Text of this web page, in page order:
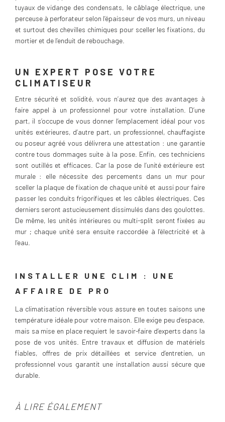
tuyaux de vidange des condensats, le câblage électrique, une
perceuse à perforateur selon l’épaisseur de vos murs, un niveau
et surtout des chevilles chimiques pour sceller les fixations, du
mortier et de l’enduit de rebouchage.
UN EXPERT POSE VOTRE
CLIMATISEUR
Entre sécurité et solidité, vous n’aurez que des avantages à
faire appel à un professionnel pour votre installation. D’une
part, il s’occupe de vous donner l’emplacement idéal pour vos
unités extérieures, d’autre part, un professionnel, chauffagiste
ou poseur agréé vous délivrera une attestation : une garantie
contre tous dommages suite à la pose. Enfin, ces techniciens
sont outillés et efficaces. Car la pose de l’unité extérieure est
murale : elle nécessite des percements dans un mur pour
sceller la plaque de fixation de chaque unité et aussi pour faire
passer les conduits frigorifiques et les câbles électriques. Ces
derniers seront astucieusement dissimulés dans des goulottes.
De même, les unités intérieures ou multi-split seront fixées au
mur ; chaque unité sera ensuite raccordée à l’électricité et à
l’eau.
INSTALLER UNE CLIM : UNE
AFFAIRE DE PRO
La climatisation réversible vous assure en toutes saisons une
température idéale pour votre maison. Elle exige peu d’espace,
mais sa mise en place requiert le savoir-faire d’experts dans la
pose de vos unités. Entre travaux et diffusion de matériels
fiables, offres de prix détaillées et service d’entretien, un
professionnel vous garantit une installation aussi sécure que
durable.
À LIRE ÉGALEMENT